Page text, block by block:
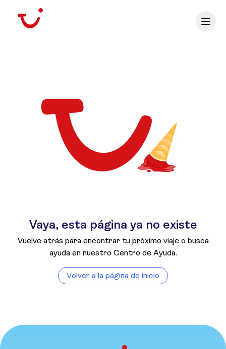
Vaya, esta página ya no existe
Vuelve atrás para encontrar tu próximo viaje o busca
ayuda en nuestro Centro de Ayuda.
Volver a la página de inicio